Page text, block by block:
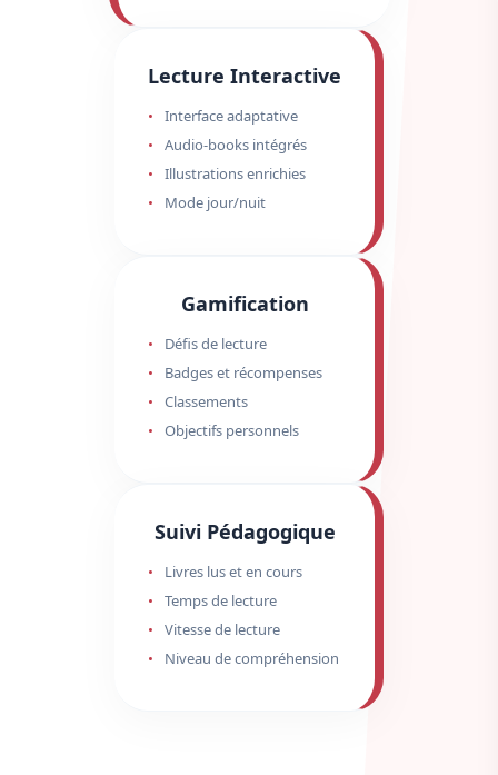
Lecture Interactive
Interface adaptative
Audio-books intégrés
Illustrations enrichies
Mode jour/nuit
Gamification
Défis de lecture
Badges et récompenses
Classements
Objectifs personnels
Suivi Pédagogique
Livres lus et en cours
Temps de lecture
Vitesse de lecture
Niveau de compréhension